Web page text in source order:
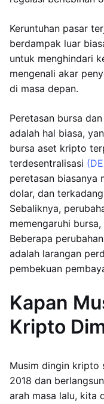
Keruntuhan pasar
berdampak luar
untuk menghindari
mengenali akar
di masa depan.
Peretasan bursa
adalah hal biasa,
bursa aset kripto
terdesentralisasi
peretasan biasanya
dolar, dan
Sebaliknya,
memengaruhi
Beberapa
adalah larangan
pembekuan
Kapan
Kripto
Musim dingin kripto
2018 dan
arah masa lalu, kita